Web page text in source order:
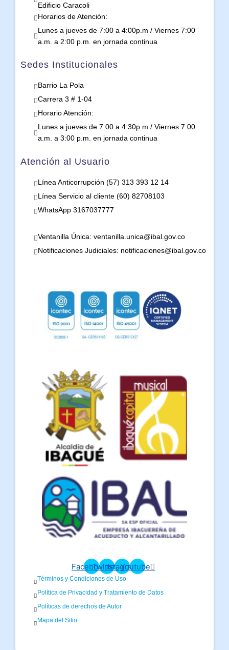
Edificio Caracoli
Horarios de Atención:
Lunes a jueves de 7:00 a 4:00p.m / Viernes 7:00
a.m. a 2:00 p.m. en jornada continua
Sedes Institucionales
Barrio La Pola
Carrera 3 # 1-04
Horario Atención:
Lunes a jueves de 7:00 a 4:30p.m / Viernes 7:00
a.m. a 3:00 p.m. en jornada continua
Atención al Usuario
Línea Anticorrupción (57) 313 393 12 14
Línea Servicio al cliente (60) 82708103
WhatsApp 3167037777
Ventanilla Única: ventanilla.unica@ibal.gov.co
Notificaciones Judiciales: notificaciones@ibal.gov.co
Facebook
Twitter
Instagram
Youtube
Términos y Condiciones de Uso
Política de Privacidad y Tratamiento de Datos
Políticas de derechos de Autor
Mapa del Sitio